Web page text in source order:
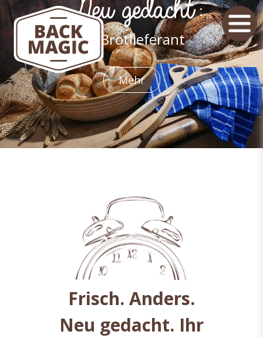
Neu gedacht:
Ihr Brotlieferant
Mehr
Frisch. Anders.
Neu gedacht. Ihr